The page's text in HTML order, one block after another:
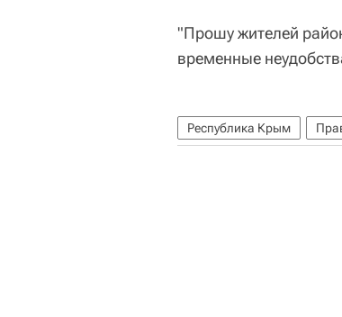
"Прошу жителей
временные
Республика Крым